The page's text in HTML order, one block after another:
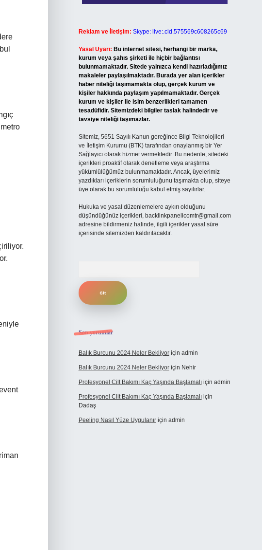
Reklam ve İletişim: Skype: live:.cid.575569c608265c69
Yasal Uyarı: Bu internet sitesi, herhangi bir marka,
kurum veya şahıs şirketi ile hiçbir bağlantısı
bulunmamaktadır. Sitede yalnızca kendi hazırladığımız
makaleler paylaşılmaktadır. Burada yer alan içerikler
haber niteliği taşımamakta olup, gerçek kurum ve
kişiler hakkında paylaşım yapılmamaktadır. Gerçek
kurum ve kişiler ile isim benzerlikleri tamamen
tesadüfidir. Sitemizdeki bilgiler taslak halindedir ve
tavsiye niteliği taşımazlar.
Sitemiz, 5651 Sayılı Kanun gereğince Bilgi Teknolojileri
ve İletişim Kurumu (BTK) tarafından onaylanmış bir Yer
Sağlayıcı olarak hizmet vermektedir. Bu nedenle, sitedeki
içerikleri proaktif olarak denetleme veya araştırma
yükümlülüğümüz bulunmamaktadır. Ancak, üyelerimiz
yazdıkları içeriklerin sorumluluğunu taşımakta olup, siteye
üye olarak bu sorumluluğu kabul etmiş sayılırlar.
Hukuka ve yasal düzenlemelere aykırı olduğunu
düşündüğünüz içerikleri, backlinkpanelicomtr@gmail.com
adresine bildirmeniz halinde, ilgili içerikler yasal süre
içerisinde sitemizden kaldırılacaktır.
Son yorumlar
Balık Burcunu 2024 Neler Bekliyoriçin admin
Balık Burcunu 2024 Neler Bekliyoriçin Nehir
Profesyonel Cilt Bakımı Kaç Yaşında Başlamalıiçin admin
Profesyonel Cilt Bakımı Kaç Yaşında Başlamalıiçin
Dadaş
Peeling Nasıl Yüze Uygulanıriçin admin